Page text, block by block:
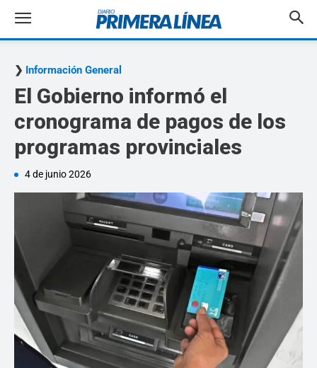
Información General
El Gobierno informó el
cronograma de pagos de los
programas provinciales
4 de junio 2026